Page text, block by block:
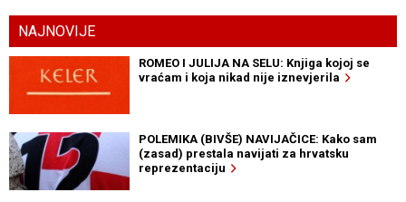
NAJNOVIJE
ROMEO I JULIJA NA SELU: Knjiga kojoj se
vraćam i koja nikad nije iznevjerila
POLEMIKA (BIVŠE) NAVIJAČICE: Kako sam
(zasad) prestala navijati za hrvatsku
reprezentaciju